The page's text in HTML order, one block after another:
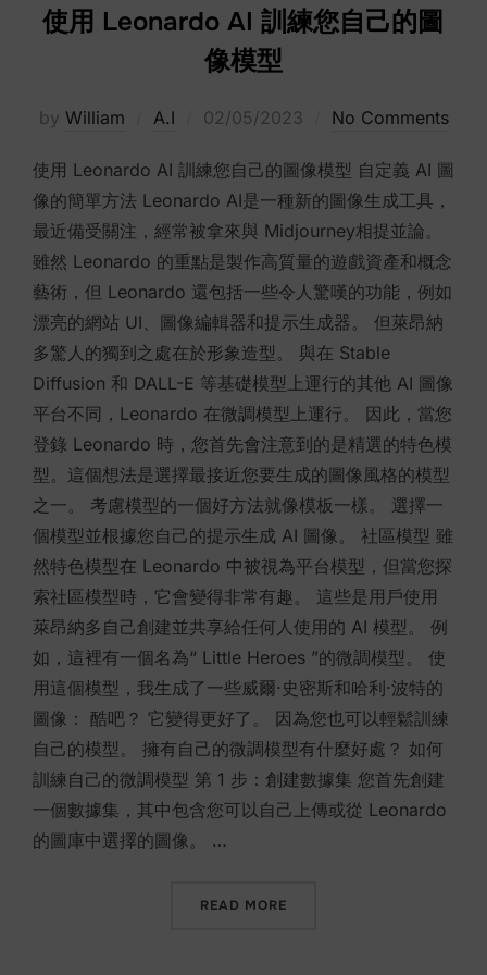
使用 Leonardo AI 訓練您自己的圖
像模型
by William A.I
Posted
02/05/2023 No Comments
使用 Leonardo AI 訓練您自己的圖像模型 自定義 AI 圖
像的簡單方法 Leonardo AI是一種新的圖像生成工具，
最近備受關注，經常被拿來與 Midjourney相提並論。
雖然 Leonardo 的重點是製作高質量的遊戲資產和概念
藝術，但 Leonardo 還包括一些令人驚嘆的功能，例如
漂亮的網站 UI、圖像編輯器和提示生成器。 但萊昂納
多驚人的獨到之處在於形象造型。 與在 Stable
Diffusion 和 DALL-E 等基礎模型上運行的其他 AI 圖像
平台不同，Leonardo 在微調模型上運行。 因此，當您
登錄 Leonardo 時，您首先會注意到的是精選的特色模
型。這個想法是選擇最接近您要生成的圖像風格的模型
之一。 考慮模型的一個好方法就像模板一樣。 選擇一
個模型並根據您自己的提示生成 AI 圖像。 社區模型 雖
然特色模型在 Leonardo 中被視為平台模型，但當您探
索社區模型時，它會變得非常有趣。 這些是用戶使用
萊昂納多自己創建並共享給任何人使用的 AI 模型。 例
如，這裡有一個名為“ Little Heroes ”的微調模型。 使
用這個模型，我生成了一些威爾·史密斯和哈利·波特的
圖像： 酷吧？ 它變得更好了。 因為您也可以輕鬆訓練
自己的模型。 擁有自己的微調模型有什麼好處？ 如何
訓練自己的微調模型 第 1 步：創建數據集 您首先創建
一個數據集，其中包含您可以自己上傳或從 Leonardo
的圖庫中選擇的圖像。 …
READ MORE